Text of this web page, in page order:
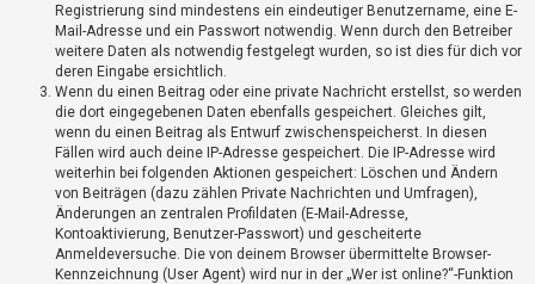
Registrierung sind mindestens ein eindeutiger Benutzername, eine E-
Mail-Adresse und ein Passwort notwendig. Wenn durch den Betreiber
weitere Daten als notwendig festgelegt wurden, so ist dies für dich vor
deren Eingabe ersichtlich.
Wenn du einen Beitrag oder eine private Nachricht erstellst, so werden
die dort eingegebenen Daten ebenfalls gespeichert. Gleiches gilt,
wenn du einen Beitrag als Entwurf zwischenspeicherst. In diesen
Fällen wird auch deine IP-Adresse gespeichert. Die IP-Adresse wird
weiterhin bei folgenden Aktionen gespeichert: Löschen und Ändern
von Beiträgen (dazu zählen Private Nachrichten und Umfragen),
Änderungen an zentralen Profildaten (E-Mail-Adresse,
Kontoaktivierung, Benutzer-Passwort) und gescheiterte
Anmeldeversuche. Die von deinem Browser übermittelte Browser-
Kennzeichnung (User Agent) wird nur in der „Wer ist online?“-Funktion